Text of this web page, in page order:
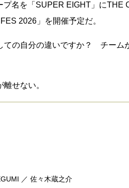
プ名を「SUPER EIGHT」に
2026」を開催予定だ。
ての自分の違いですか？ チーム
せない。
／ 佐々木蔵之介